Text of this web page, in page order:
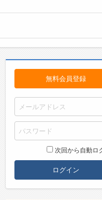
無料会員登録
次回から自動ロ
ログイン